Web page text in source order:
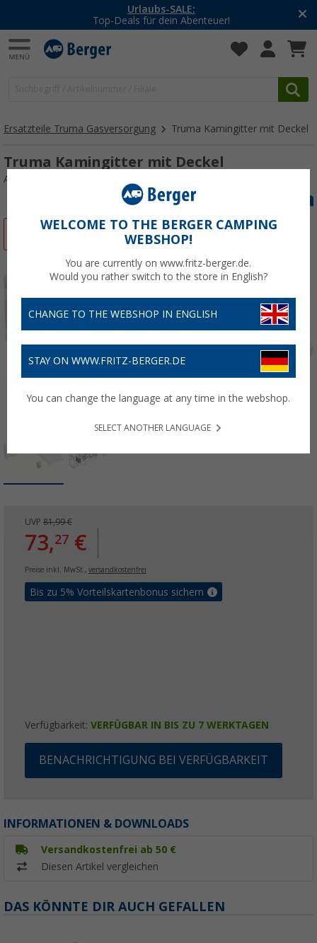
Urlaubs-SALE:
Top-Deals für dein Abenteuer!
Ersatzteile Truma Gasversorgung Truma Kamingitter mit Deckel
Truma Kamingitter mit Deckel
Art.-Nr.: 200002CT
UVP 81,99 €
73,27 €
Preise inkl. MwSt., versandkostenfrei
Bis zu 5% Vorteilskartenbonus sichern
Verfügbarkeit: VERFÜGBAR IN BIS ZU 7 WERKTAGEN
BENACHRICHTIGUNG BEI VERFÜGBARKEIT
INFORMATIONEN & DOWNLOADS
Versandkostenfrei ab 50 €
Diesen Artikel vergleichen
DAS KÖNNTE DIR AUCH GEFALLEN
WELCOME TO THE BERGER CAMPING
WEBSHOP!
You are currently on www.fritz-berger.de.
Would you rather switch to the store in English?
CHANGE TO THE WEBSHOP IN ENGLISH
STAY ON WWW.FRITZ-BERGER.DE
You can change the language at any time in the webshop.
SELECT ANOTHER LANGUAGE